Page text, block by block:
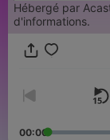
Hébergé par
d'informations.
00:00